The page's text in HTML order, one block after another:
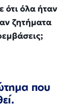
ότι όλα ήταν
ζητήματα
που